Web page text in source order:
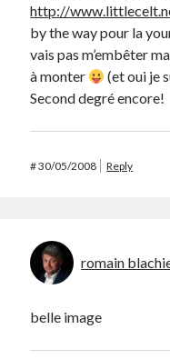
http://
by the way pour la
vais pas m’embêter
à monter
(et oui je
Second degré encore!
#30/05/2008 Reply
romain
belle image